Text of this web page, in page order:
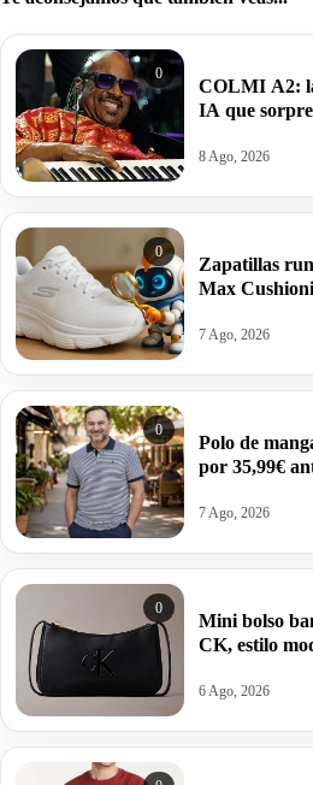
0
COLMI A2:
IA que
8 Ago, 2026
0
Zapatillas
Max
7 Ago, 2026
0
Polo de
por 35,99€
7 Ago, 2026
0
Mini bolso
CK, estilo
6 Ago, 2026